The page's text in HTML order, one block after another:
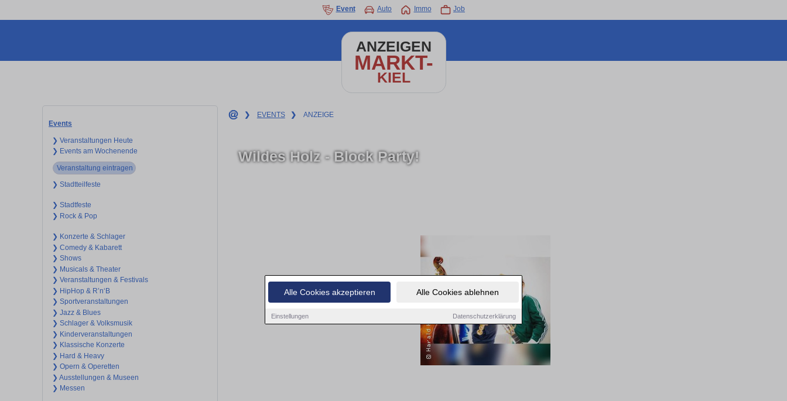
Alle Cookies akzeptieren Alle Cookies ablehnen
Einstellungen Datenschutzerklärung
Event Auto Immo Job
ANZEIGEN
MARKT-
KIEL
Events
❯ Veranstaltungen Heute
❯ Events am Wochenende
Veranstaltung eintragen
❯ Stadtteilfeste
❯ Stadtfeste
❯ Rock & Pop
❯ Konzerte & Schlager
❯ Comedy & Kabarett
❯ Shows
❯ Musicals & Theater
❯ Veranstaltungen & Festivals
❯ HipHop & R’n‘B
❯ Sportveranstaltungen
❯ Jazz & Blues
❯ Schlager & Volksmusik
❯ Kinderveranstaltungen
❯ Klassische Konzerte
❯ Hard & Heavy
❯ Opern & Operetten
❯ Ausstellungen & Museen
❯ Messen
❯ EVENTS ❯ ANZEIGE
Wildes Holz - Block Party!